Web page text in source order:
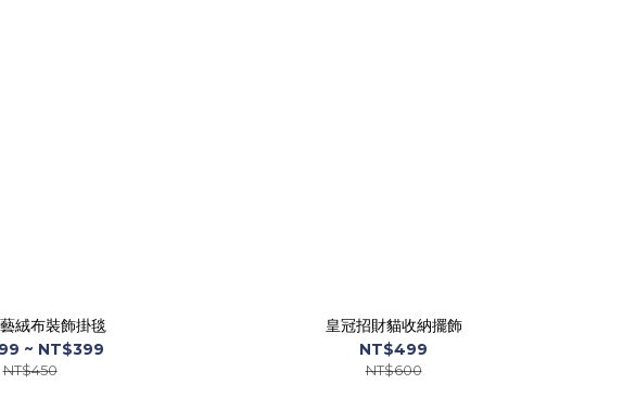
絨布裝飾掛毯
~ NT$399
NT$450
皇冠招財貓收納擺飾
NT$499
NT$600